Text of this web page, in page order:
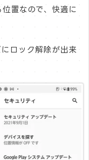
置なので、快適に
ロック解除が出来